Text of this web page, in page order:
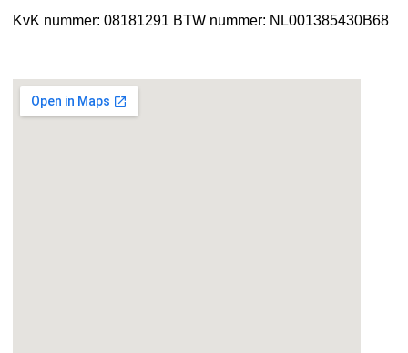
KvK nummer: 08181291 BTW nummer: NL001385430B68